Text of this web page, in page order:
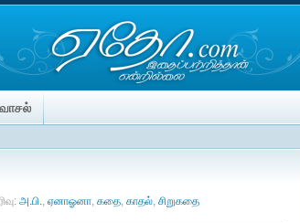
அ.பி., ஏனாஓனா, கதை, காதல், சிறுகதை